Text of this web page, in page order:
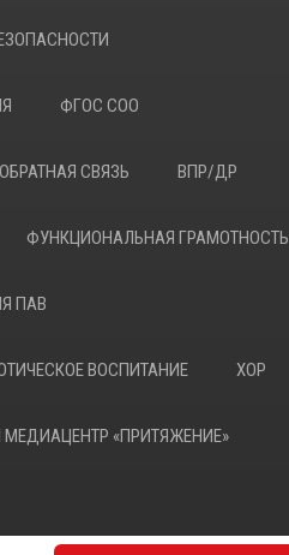
ФГОС СОО
ОБРАТНАЯ СВЯЗЬ ВПР/ДР
ФУНКЦИОНАЛЬНАЯ ГРАМОТНОСТЬ
ПАВ
ВОСПИТАНИЕ ХОР
«ПРИТЯЖЕНИЕ»